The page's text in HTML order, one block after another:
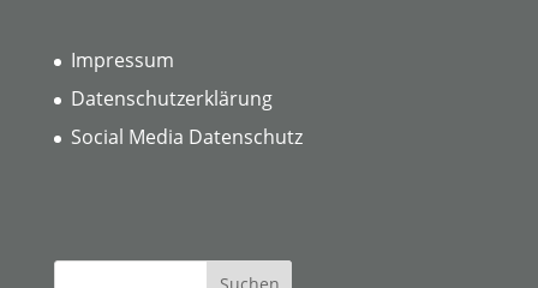
Impressum
Datenschutzerklärung
Social Media Datenschutz